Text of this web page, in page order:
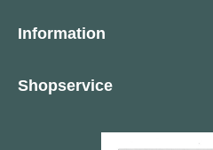
Information
Shopservice